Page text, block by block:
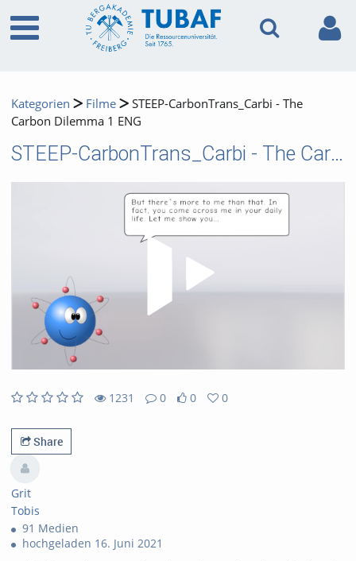
Kategorien Filme
STEEP-CarbonTrans_Carbi - The
Carbon Dilemma 1 ENG
STEEP-CarbonTrans_Carbi - The Carbon Dilemma 1 ENG
1231
0
0
0
Share
Grit
Tobis
91 Medien
hochgeladen 16. Juni 2021